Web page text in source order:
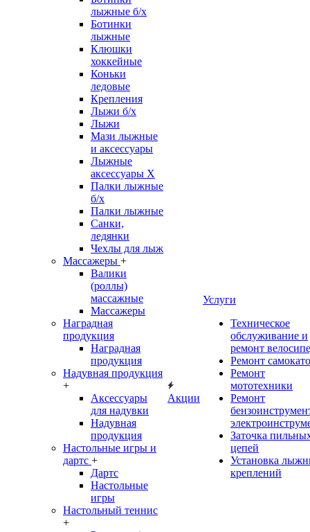
лыжные б/х
Ботинки
лыжные
Клюшки
хоккейные
Коньки
ледовые
Крепления
Лыжи б/х
Лыжи
Мази лыжные
и аксессуары
Лыжные
аксессуары Х
Палки лыжные
б/х
Палки лыжные
Санки,
ледянки
Чехлы для лыж
Массажеры +
Валики
(роллы)
массажные
Массажеры
Наградная
продукция
Наградная
продукция
Надувная продукция
+
Аксессуары
для надувки
Надувная
продукция
Настольные игры и
дартс +
Дартс
Настольные
игры
Настольный теннис
+
Акции
Услуги
Техническое
обслуживание и
ремонт
Ремонт
Ремонт
мототехники
Ремонт
Заточка
цепей
Установка
креплений